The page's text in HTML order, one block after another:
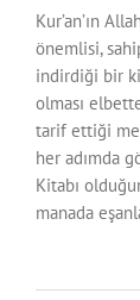
Kur’an’ın
önemlisi,
indirdiği bir
olması
tarif ettiği
her adımda
Kitabı
manada